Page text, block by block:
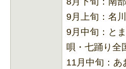
9月上旬：名
9月中旬：と
唄・七踊り全
11月中旬：あ